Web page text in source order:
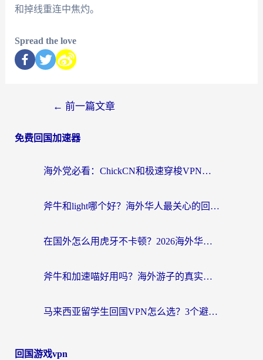
和掉线重连中焦灼。
Spread the love
← 前一篇文章
免费回国加速器
海外党必看：ChickCN和极速穿梭VPN好用吗？3招教你选对回国加速器无缝刷国内资源
斧牛和light哪个好？海外华人最关心的回国加速器选择难题，一篇讲透
在国外怎么用虎牙不卡顿？2026海外华人亲测有效的回国加速器选择指南
斧牛和加速喵好用吗？海外游子的真实选择困境
马来西亚留学生回国VPN怎么选？3个避坑点+1款实测好用的加速器推荐
回国游戏vpn